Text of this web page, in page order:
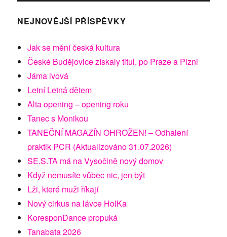
NEJNOVĚJŠÍ PŘÍSPĚVKY
Jak se mění česká kultura
České Budějovice získaly titul, po Praze a Plzni
Jáma lvová
Letní Letná dětem
Alta opening – opening roku
Tanec s Monikou
TANEČNÍ MAGAZÍN OHROŽEN! – Odhalení
praktik PCR (Aktualizováno 31.07.2026)
SE.S.TA má na Vysočině nový domov
Když nemusíte vůbec nic, jen být
Lži, které muži říkají
Nový cirkus na lávce HolKa
KoresponDance propuká
Tanabata 2026